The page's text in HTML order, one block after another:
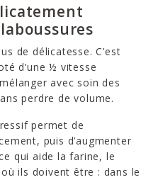
de délicatesse. C’est
d’une ½ vitesse
avec soin des
perdre de volume.
permet de
puis d’augmenter
qui aide la farine, le
ils doivent être : dans le